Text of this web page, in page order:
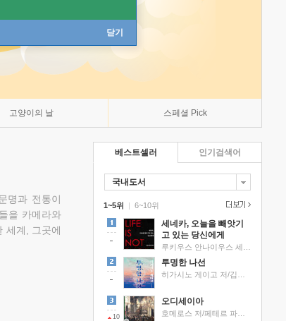
닫기
고양이의 날 스페셜 Pick
명과 전통이
을 카메라와
세계, 그곳에
베스트셀러
국내도서
1~5위 |
세네카, 오늘을 빼앗기
고 있는 당신에게
투명한 나선
10
오디세이아
6~10위
인기검색어